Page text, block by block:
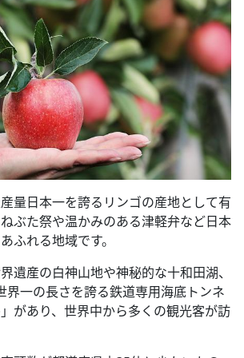
量日本一を誇るリンゴの産地として有
ぶた祭や温かみのある津軽弁など日本
ふれる地域です。
遺産の白神山地や神秘的な十和田湖、
界一の長さを誇る鉄道専用海底トンネ
があり、世界中から多くの観光客が訪